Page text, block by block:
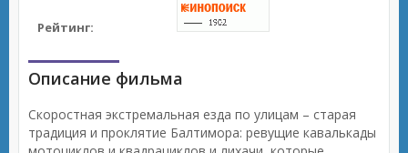
Рейтинг:
Описание фильма
Скоростная экстремальная езда по улицам – старая
традиция и проклятие Балтимора: ревущие кавалькады